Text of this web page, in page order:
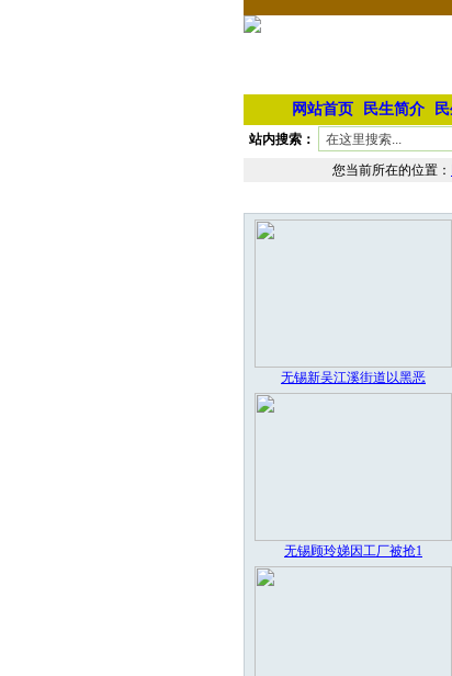
网站首页 民生简介
站内搜索：
您当前所在的位置：
无锡新吴江溪街道以黑恶
无锡顾玲娣因工厂被抢1